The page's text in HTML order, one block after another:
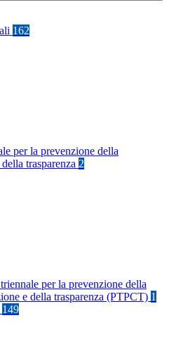
162
per la prevenzione della
trasparenza 2
per la prevenzione della
e della trasparenza (PTPCT) 1
149